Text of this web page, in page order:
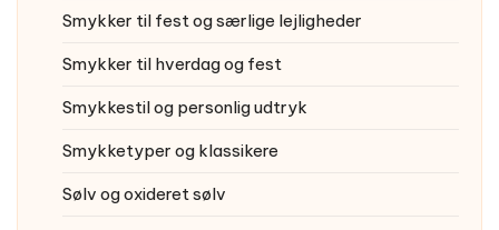
Smykker til fest og særlige lejligheder
Smykker til hverdag og fest
Smykkestil og personlig udtryk
Smykketyper og klassikere
Sølv og oxideret sølv